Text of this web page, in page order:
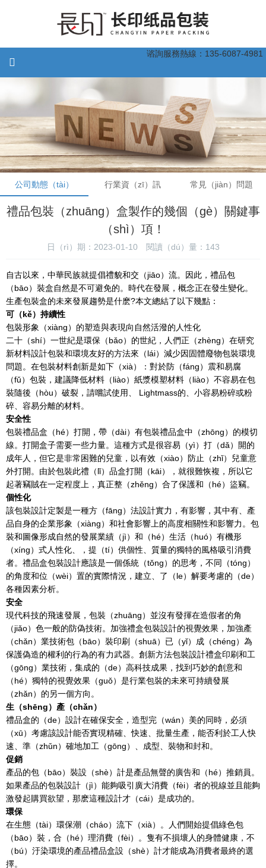
谘詢服務熱線：135-6087-4981
公司動態（tài） 行業資（zī）訊 常見（jiàn）問題
禮品包裝（zhuāng）盒製作的幾個（gè）關鍵事
（shì）項！
日（rì）期：2023-01-10 閱讀（dú）量： 143
自古以來，中華民族就提倡禮貌和交（jiāo）流。因此，禮品包
（bāo）裝盒自然是不可避免的。時代在發展，概念正在發生變化。
生產包裝盒的未來發展趨勢是什麽?本文總結了以下幾點：
可（kě）持續性
包裝形象（xiàng）的塑造與表現向自然活潑的人性化
二十（shí）一世紀是環保（bǎo）的世紀，人們正（zhèng）在研究
新材料設計包裝和環境友好的方法來（lái）減少因固體廢物包裝環境
問題。在包裝材料創新是如下（xià）：對於防（fáng）震和易腐
（fǔ）包裝，建議降低材料（liào）紙漿模塑材料（liào）不容易在包
裝隨後（hòu）破裂，請嚐試使用、 Lightmass的、小容易粉碎或粉
碎、容易分離的材料。
安全性
包裝禮品盒（hé）打開，帶（dài）有包裝禮品盒中（zhōng）的模切
線。打開盒子需要一些力量。這種方式是很容易（yì）打（dǎ）開的
成年人，但它是非常困難的兒童，以有效（xiào）防止（zhǐ）兒童意
外打開。由於包裝此禮（lǐ）品盒打開（kāi），就很難恢複，所以它
起著竊賊在一定程度上，真正整（zhěng）合了保護和（hé）盜竊。
個性化
該包裝設計定製是一種方（fāng）法設計實力，有影響，其中有、產
品自身的企業形象（xiàng）和社會影響上的高度相關性和影響力。包
裝和圖像形成自然的發展業績（jì）和（hé）生活（huó）有機形
（xíng）式人性化、，提（tí）供個性、質量的獨特的風格吸引消費
者。禮品盒包裝設計應該是一個係統（tǒng）的思考，不同（tóng）
的角度和位（wèi）置的實際情況，建立、了（le）解要考慮的（de）
各種因素分析。
安全
現代科技的飛速發展，包裝（zhuāng）並沒有發揮在造假者的角
（jiǎo）色一般的防偽技術。加強禮盒包裝設計的視覺效果，加強產
（chǎn）業技術包（bāo）裝印刷（shuā）已（yǐ）成（chéng）為
保護偽造的權利的行為的有力武器。創新方法包裝設計禮盒印刷和工
（gōng）業技術，集成的（de）高科技成果，找到巧妙的創意和
（hé）獨特的視覺效果（guǒ）是行業包裝的未來可持續發展
（zhǎn）的另一個方向。
生（shēng）產（chǎn）
禮品盒的（de）設計在確保安全，造型完（wán）美的同時，必須
（xū）考慮該設計能否實現精確、快速、批量生產，能否利於工人快
速、準（zhǔn）確地加工（gōng）、成型、裝物和封和。
促銷
產品的包（bāo）裝設（shè）計是產品無聲的廣告和（hé）推銷員。
如果產品的包裝設計（jì）能夠吸引廣大消費（fèi）者的視線並且能夠
激發起購買欲望，那麽這種設計才（cái）是成功的。
環保
在生態（tài）環保潮（cháo）流下（xià）。人們開始提倡綠色包
（bāo）裝，合（hé）理消費（fèi）。隻有不損壞人的身體健康，不
（bú）汙染環境的產品禮品盒設（shè）計才能成為消費者最終的選
擇。